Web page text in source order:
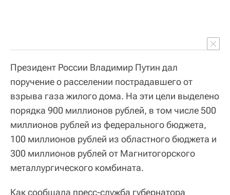
Президент России Владимир Путин дал
поручение о расселении пострадавшего от
взрыва газа жилого дома. На эти цели выделено
порядка 900 миллионов рублей, в том числе 500
миллионов рублей из федерального бюджета,
100 миллионов рублей из областного бюджета и
300 миллионов рублей от Магнитогорского
металлургического комбината.
Как сообщала пресс-служба губернатора